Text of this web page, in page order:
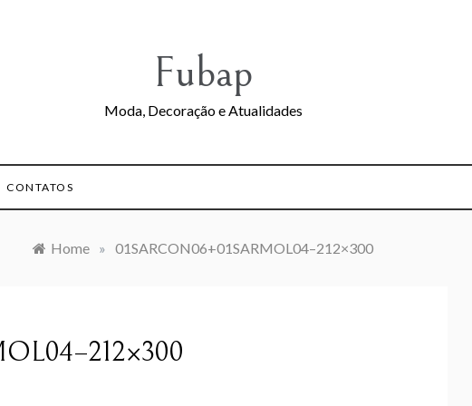
Fubap
Moda, Decoração e Atualidades
CONTATOS
Home » 01SARCON06+01SARMOL04–212×300